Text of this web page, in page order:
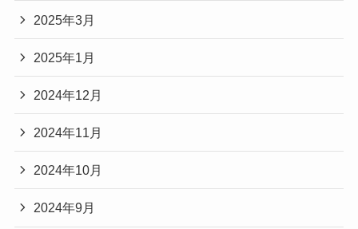
2025年3月
2025年1月
2024年12月
2024年11月
2024年10月
2024年9月